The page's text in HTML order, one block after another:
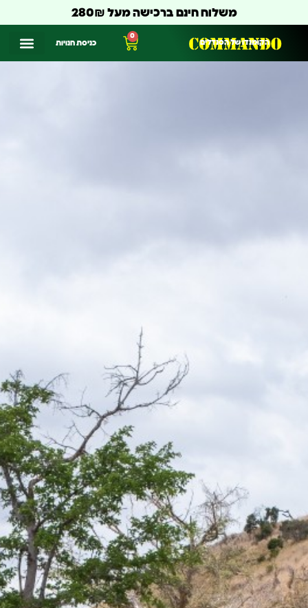
משלוח חינם ברכישה מעל 280₪
הקומנדו של הסנדלים
0
כניסת חנויות